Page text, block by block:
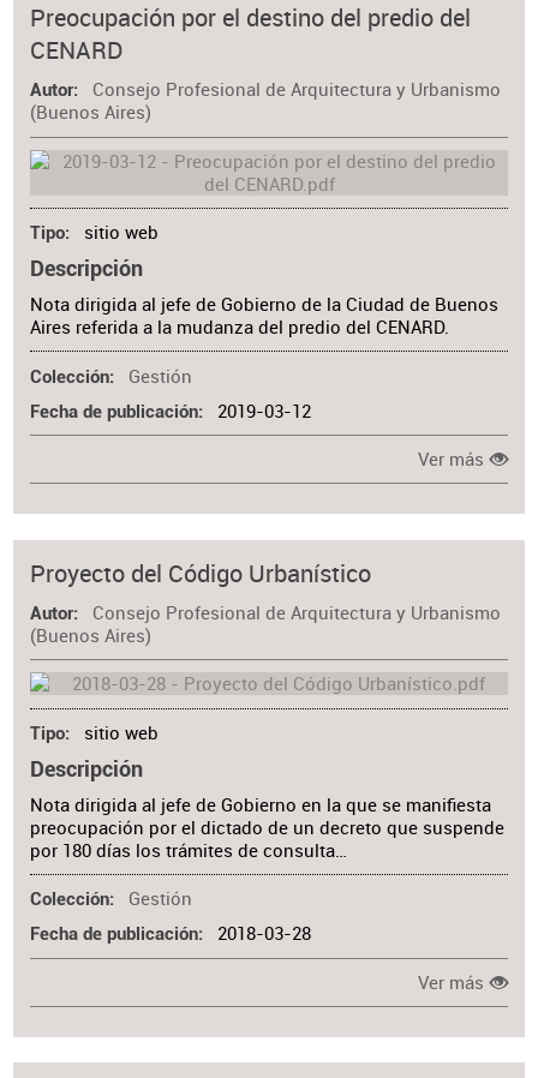
Preocupación por el destino del predio del
CENARD
Autor
Consejo Profesional de Arquitectura y Urbanismo
(Buenos Aires)
Tipo sitio web
Descripción
Nota dirigida al jefe de Gobierno de la Ciudad de Buenos
Aires referida a la mudanza del predio del CENARD.
Colección Gestión
Fecha de publicación 2019-03-12
Ver más
Proyecto del Código Urbanístico
Autor
Consejo Profesional de Arquitectura y Urbanismo
(Buenos Aires)
Tipo sitio web
Descripción
Nota dirigida al jefe de Gobierno en la que se manifiesta
preocupación por el dictado de un decreto que suspende
por 180 días los trámites de consulta…
Colección Gestión
Fecha de publicación 2018-03-28
Ver más